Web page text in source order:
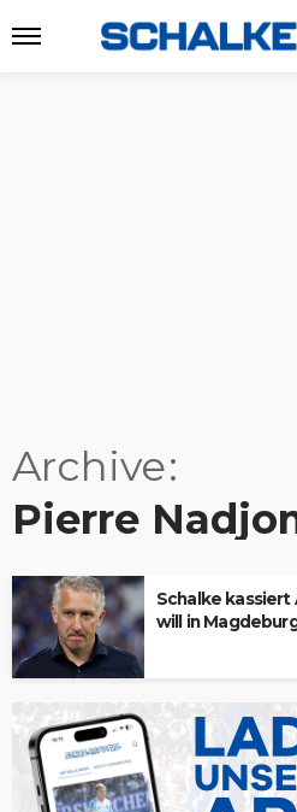
Archive
Pierre
Schalke kassiert
will in